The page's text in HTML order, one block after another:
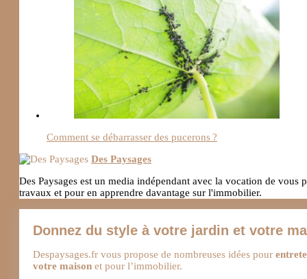
Comment se débarrasser des pucerons ?
Des Paysages
Des Paysages est un media indépendant avec la vocation de
travaux et pour en apprendre davantage sur l'immobilier.
Donnez du style à votre jardin et votre
Despaysages.fr vous propose de nombreuses idées pour
votre maison et pour l’immobilier.